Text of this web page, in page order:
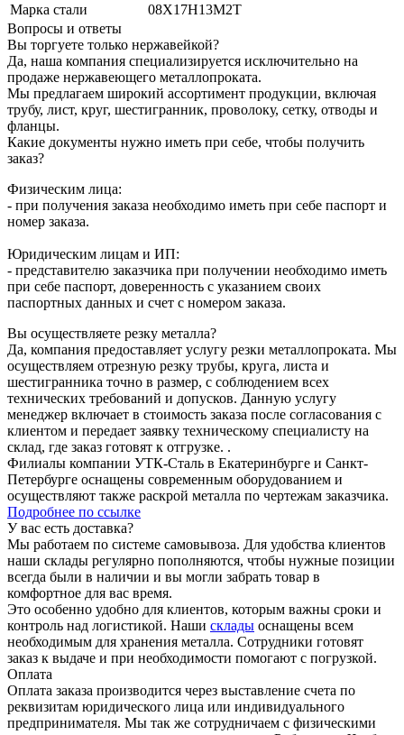
Марка стали
08Х17Н13М2Т
Вопросы и ответы
Вы торгуете только нержавейкой?
Да, наша компания специализируется исключительно на
продаже нержавеющего металлопроката.
Мы предлагаем широкий ассортимент продукции, включая
трубу, лист, круг, шестигранник, проволоку, сетку, отводы и
фланцы.
Какие документы нужно иметь при себе, чтобы получить
заказ?
Физическим лица:
- при получения заказа необходимо иметь при себе паспорт и
номер заказа.
Юридическим лицам и ИП:
- представителю заказчика при получении необходимо иметь
при себе паспорт, доверенность с указанием своих
паспортных данных и счет с номером заказа.
Вы осуществляете резку металла?
Да, компания предоставляет услугу резки металлопроката. Мы
осуществляем отрезную резку трубы, круга, листа и
шестигранника точно в размер, с соблюдением всех
технических требований и допусков. Данную услугу
менеджер включает в стоимость заказа после согласования с
клиентом и передает заявку техническому специалисту на
склад, где заказ готовят к отгрузке. .
Филиалы компании УТК-Сталь в Екатеринбурге и Санкт-
Петербурге оснащены современным оборудованием и
осуществляют также раскрой металла по чертежам заказчика.
Подробнее по ссылке
У вас есть доставка?
Мы работаем по системе самовывоза. Для удобства клиентов
наши склады регулярно пополняются, чтобы нужные позиции
всегда были в наличии и вы могли забрать товар в
комфортное для вас время.
Это особенно удобно для клиентов, которым важны сроки и
контроль над логистикой. Наши склады оснащены всем
необходимым для хранения металла. Сотрудники готовят
заказ к выдаче и при необходимости помогают с погрузкой.
Оплата
Оплата заказа производится через выставление счета по
реквизитам юридического лица или индивидуального
предпринимателя. Мы так же сотрудничаем с физическими